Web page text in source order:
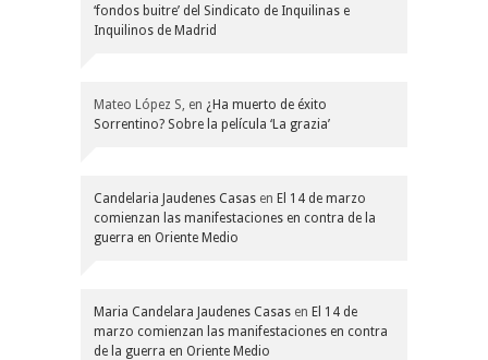
‘fondos buitre’ del Sindicato de Inquilinas e
Inquilinos de Madrid
Mateo López S, en ¿Ha muerto de éxito
Sorrentino? Sobre la película ‘La grazia’
Candelaria Jaudenes Casas en El 14 de marzo
comienzan las manifestaciones en contra de la
guerra en Oriente Medio
Maria Candelara Jaudenes Casas en El 14 de
marzo comienzan las manifestaciones en contra
de la guerra en Oriente Medio